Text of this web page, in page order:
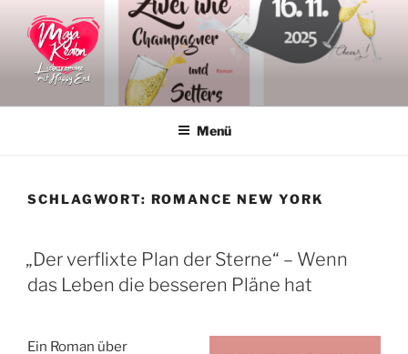
Inhalt
springen
MAJA KEATON
Menü
SCHLAGWORT: ROMANCE NEW YORK
VERÖFFENTLICHT
AM
„Der verflixte Plan der Sterne“ – Wenn
das Leben die besseren Pläne hat
Ein Roman über